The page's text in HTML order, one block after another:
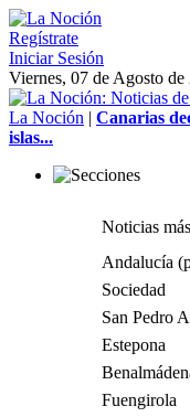
Regístrate
Iniciar Sesión
Viernes, 07 de Agosto
La Noción | Canarias
islas...
Noticias
Andalucía
Sociedad
San Pedro
Estepona
Fuengirola